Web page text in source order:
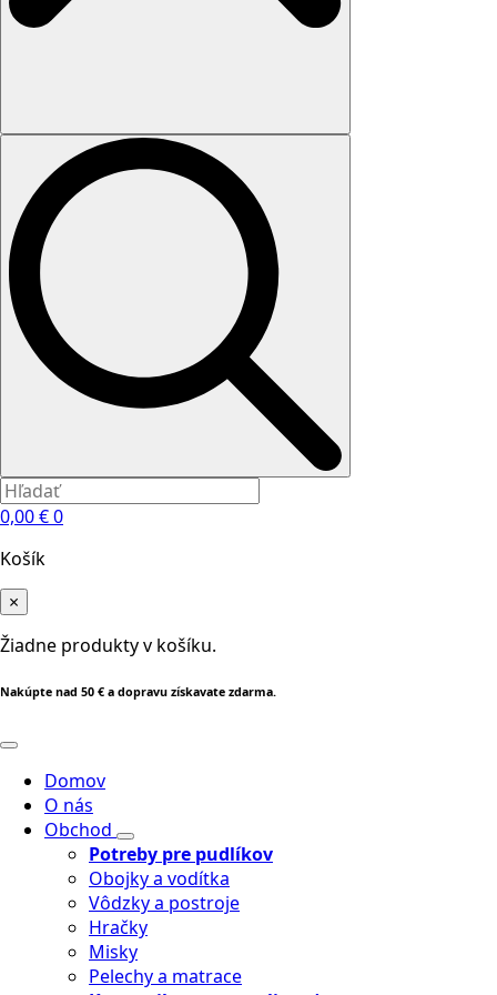
0,00€0
Košík
×
Žiadne produkty v košíku.
Nakúpte nad 50 € a dopravu získavate zdarma.
Domov
O nás
Obchod
Potreby pre pudlíkov
Obojky a vodítka
Vôdzky a postroje
Hračky
Misky
Pelechy a matrace